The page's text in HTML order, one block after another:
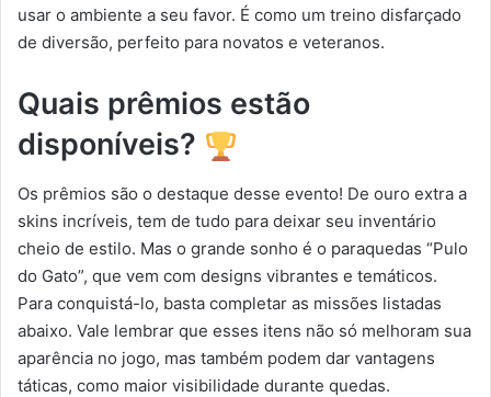
usar o ambiente a seu favor. É como um treino disfarçado
de diversão, perfeito para novatos e veteranos.
Quais prêmios estão
disponíveis?
Os prêmios são o destaque desse evento! De ouro extra a
skins incríveis, tem de tudo para deixar seu inventário
cheio de estilo. Mas o grande sonho é o paraquedas “Pulo
do Gato”, que vem com designs vibrantes e temáticos.
Para conquistá-lo, basta completar as missões listadas
abaixo. Vale lembrar que esses itens não só melhoram sua
aparência no jogo, mas também podem dar vantagens
táticas, como maior visibilidade durante quedas.